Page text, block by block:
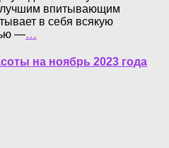
впитывающим
в себя всякую
—…
на ноябрь 2023 года